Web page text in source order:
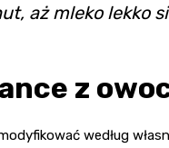
aż mleko lekko
z
według